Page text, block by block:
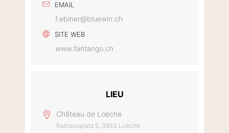
EMAIL
f.ebiner@bluewin.ch
SITE WEB
www.fantango.ch
LIEU
Château de Loèche
Rathausplatz 5, 3953 Loèche